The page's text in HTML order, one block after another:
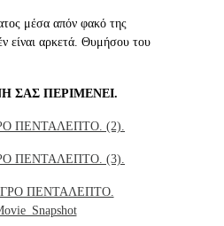
μέσα απόν φακό της
είναι αρκετά. Θυμήσου του
ΣΑΣ ΠΕΡΙΜΕΝΕΙ.